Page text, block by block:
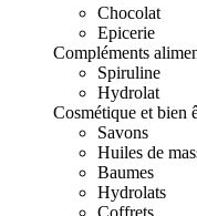
Chocolat
Epicerie
Compléments
Spiruline
Hydrolat
Cosmétique et bien
Savons
Huiles de
Baumes
Hydrolats
Coffrets